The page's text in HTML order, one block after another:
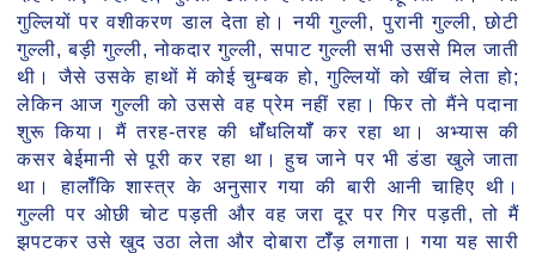
गुल्लियों पर वशीकरण डाल देता हो। नयी गुल्ली, पुरानी गुल्ली, छोटी
गुल्ली, बड़ी गुल्ली, नोकदार गुल्ली, सपाट गुल्ली सभी उससे मिल जाती
थी। जैसे उसके हाथों में कोई चुम्बक हो, गुल्लियों को खींच लेता हो;
लेकिन आज गुल्ली को उससे वह प्रेम नहीं रहा। फिर तो मैंने पदाना
शुरू किया। मैं तरह-तरह की धॉँधलियॉँ कर रहा था। अभ्यास की
कसर बेईमानी से पूरी कर रहा था। हुच जाने पर भी डंडा खुले जाता
था। हालॉँकि शास्त्र के अनुसार गया की बारी आनी चाहिए थी।
गुल्ली पर ओछी चोट पड़ती और वह जरा दूर पर गिर पड़ती, तो मैं
झपटकर उसे खुद उठा लेता और दोबारा टॉँड़ लगाता। गया यह सारी